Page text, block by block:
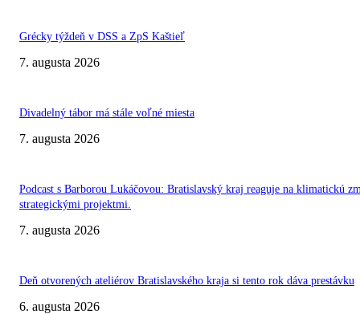
Grécky týždeň v DSS a ZpS Kaštieľ
7. augusta 2026
Divadelný tábor má stále voľné miesta
7. augusta 2026
Podcast s Barborou Lukáčovou: Bratislavský kraj reaguje na klimatickú
strategickými projektmi.
7. augusta 2026
Deň otvorených ateliérov Bratislavského kraja si tento rok dáva prestávku
6. augusta 2026